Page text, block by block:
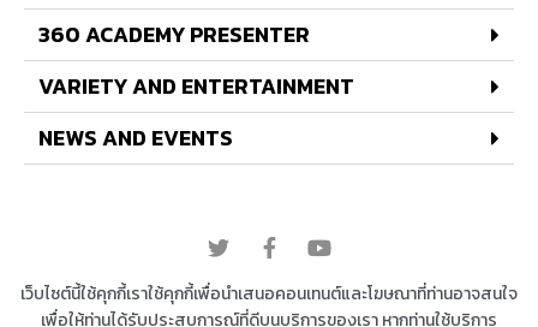
เว็บไซต์นี้ใช้คุกกี้เราใช้คุกกี้เพื่อนำเสนอคอนเทนต์และโฆษณาที่ท่านอาจสนใจ
เพื่อให้ท่านได้รับประสบการณ์ที่ดีบนบริการของเรา หากท่านใช้บริการ
360 ACADEMY PRESENTER
VARIETY AND ENTERTAINMENT
NEWS AND EVENTS
© 2022 All rights reserved